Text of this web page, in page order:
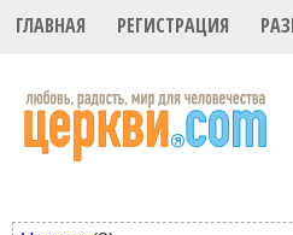
ГЛАВНАЯ РЕГИСТРАЦИЯ